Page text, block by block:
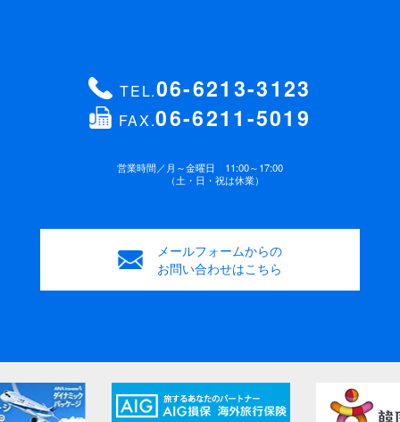
TEL.06-6213-3123
FAX.06-6211-5019
営業時間／月～金曜日 11:00～17:00
（土・日・祝は休業）
メールフォームからの
お問い合わせはこちら